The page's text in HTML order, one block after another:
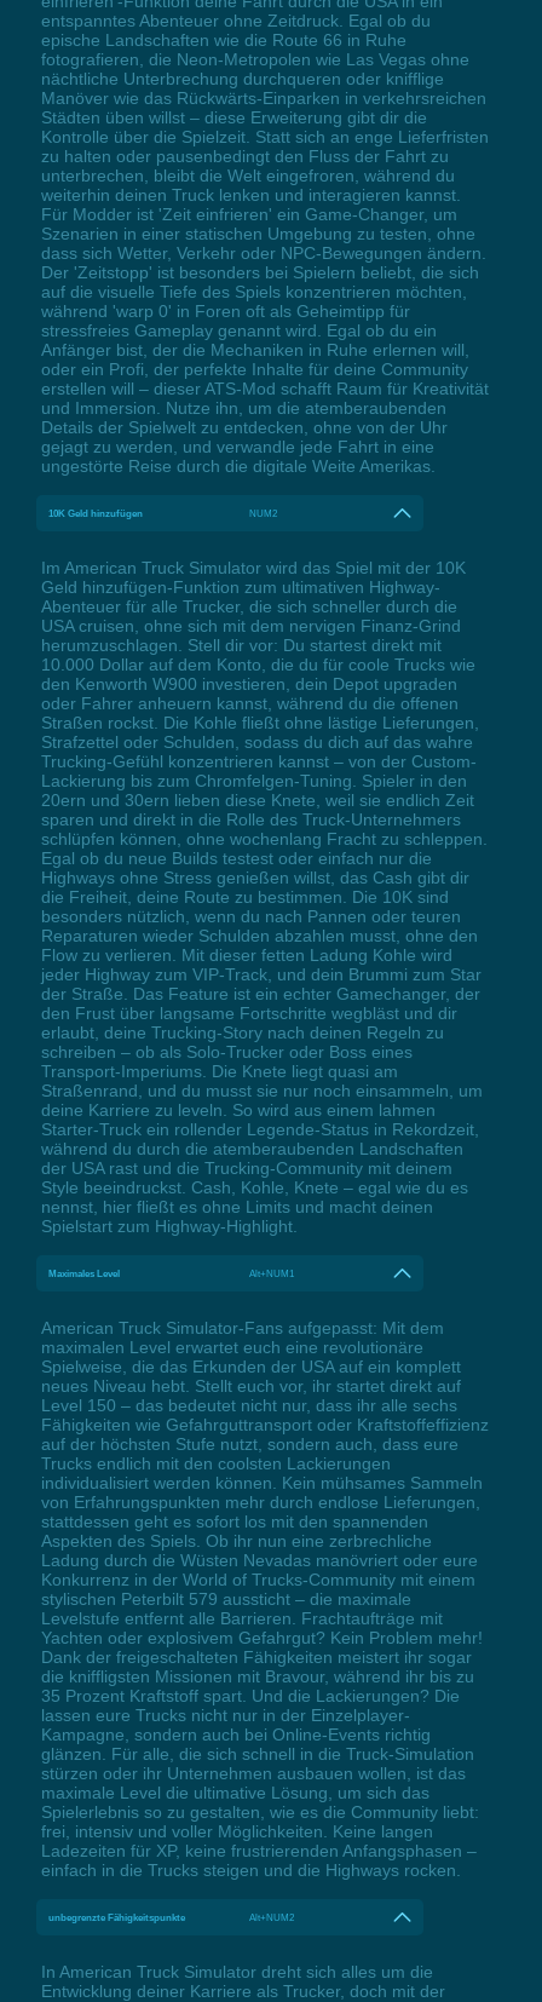
entspanntes Abenteuer ohne Zeitdruck. Egal ob du
epische Landschaften wie die Route 66 in Ruhe
fotografieren, die Neon-Metropolen wie Las Vegas ohne
nächtliche Unterbrechung durchqueren oder knifflige
Manöver wie das Rückwärts-Einparken in verkehrsreichen
Städten üben willst – diese Erweiterung gibt dir die
Kontrolle über die Spielzeit. Statt sich an enge Lieferfristen
zu halten oder pausenbedingt den Fluss der Fahrt zu
unterbrechen, bleibt die Welt eingefroren, während du
weiterhin deinen Truck lenken und interagieren kannst.
Für Modder ist 'Zeit einfrieren' ein Game-Changer, um
Szenarien in einer statischen Umgebung zu testen, ohne
dass sich Wetter, Verkehr oder NPC-Bewegungen ändern.
Der 'Zeitstopp' ist besonders bei Spielern beliebt, die sich
auf die visuelle Tiefe des Spiels konzentrieren möchten,
während 'warp 0' in Foren oft als Geheimtipp für
stressfreies Gameplay genannt wird. Egal ob du ein
Anfänger bist, der die Mechaniken in Ruhe erlernen will,
oder ein Profi, der perfekte Inhalte für deine Community
erstellen will – dieser ATS-Mod schafft Raum für Kreativität
und Immersion. Nutze ihn, um die atemberaubenden
Details der Spielwelt zu entdecken, ohne von der Uhr
gejagt zu werden, und verwandle jede Fahrt in eine
ungestörte Reise durch die digitale Weite Amerikas.
10K Geld hinzufügen NUM2
Im American Truck Simulator wird das Spiel mit der 10K
Geld hinzufügen-Funktion zum ultimativen Highway-
Abenteuer für alle Trucker, die sich schneller durch die
USA cruisen, ohne sich mit dem nervigen Finanz-Grind
herumzuschlagen. Stell dir vor: Du startest direkt mit
10.000 Dollar auf dem Konto, die du für coole Trucks wie
den Kenworth W900 investieren, dein Depot upgraden
oder Fahrer anheuern kannst, während du die offenen
Straßen rockst. Die Kohle fließt ohne lästige Lieferungen,
Strafzettel oder Schulden, sodass du dich auf das wahre
Trucking-Gefühl konzentrieren kannst – von der Custom-
Lackierung bis zum Chromfelgen-Tuning. Spieler in den
20ern und 30ern lieben diese Knete, weil sie endlich Zeit
sparen und direkt in die Rolle des Truck-Unternehmers
schlüpfen können, ohne wochenlang Fracht zu schleppen.
Egal ob du neue Builds testest oder einfach nur die
Highways ohne Stress genießen willst, das Cash gibt dir
die Freiheit, deine Route zu bestimmen. Die 10K sind
besonders nützlich, wenn du nach Pannen oder teuren
Reparaturen wieder Schulden abzahlen musst, ohne den
Flow zu verlieren. Mit dieser fetten Ladung Kohle wird
jeder Highway zum VIP-Track, und dein Brummi zum Star
der Straße. Das Feature ist ein echter Gamechanger, der
den Frust über langsame Fortschritte wegbläst und dir
erlaubt, deine Trucking-Story nach deinen Regeln zu
schreiben – ob als Solo-Trucker oder Boss eines
Transport-Imperiums. Die Knete liegt quasi am
Straßenrand, und du musst sie nur noch einsammeln, um
deine Karriere zu leveln. So wird aus einem lahmen
Starter-Truck ein rollender Legende-Status in Rekordzeit,
während du durch die atemberaubenden Landschaften
der USA rast und die Trucking-Community mit deinem
Style beeindruckst. Cash, Kohle, Knete – egal wie du es
nennst, hier fließt es ohne Limits und macht deinen
Spielstart zum Highway-Highlight.
Maximales Level Alt+NUM1
American Truck Simulator-Fans aufgepasst: Mit dem
maximalen Level erwartet euch eine revolutionäre
Spielweise, die das Erkunden der USA auf ein komplett
neues Niveau hebt. Stellt euch vor, ihr startet direkt auf
Level 150 – das bedeutet nicht nur, dass ihr alle sechs
Fähigkeiten wie Gefahrguttransport oder Kraftstoffeffizienz
auf der höchsten Stufe nutzt, sondern auch, dass eure
Trucks endlich mit den coolsten Lackierungen
individualisiert werden können. Kein mühsames Sammeln
von Erfahrungspunkten mehr durch endlose Lieferungen,
stattdessen geht es sofort los mit den spannenden
Aspekten des Spiels. Ob ihr nun eine zerbrechliche
Ladung durch die Wüsten Nevadas manövriert oder eure
Konkurrenz in der World of Trucks-Community mit einem
stylischen Peterbilt 579 aussticht – die maximale
Levelstufe entfernt alle Barrieren. Frachtaufträge mit
Yachten oder explosivem Gefahrgut? Kein Problem mehr!
Dank der freigeschalteten Fähigkeiten meistert ihr sogar
die kniffligsten Missionen mit Bravour, während ihr bis zu
35 Prozent Kraftstoff spart. Und die Lackierungen? Die
lassen eure Trucks nicht nur in der Einzelplayer-
Kampagne, sondern auch bei Online-Events richtig
glänzen. Für alle, die sich schnell in die Truck-Simulation
stürzen oder ihr Unternehmen ausbauen wollen, ist das
maximale Level die ultimative Lösung, um sich das
Spielerlebnis so zu gestalten, wie es die Community liebt:
frei, intensiv und voller Möglichkeiten. Keine langen
Ladezeiten für XP, keine frustrierenden Anfangsphasen –
einfach in die Trucks steigen und die Highways rocken.
unbegrenzte Fähigkeitspunkte Alt+NUM2
In American Truck Simulator dreht sich alles um die
Entwicklung deiner Karriere als Trucker, doch mit der